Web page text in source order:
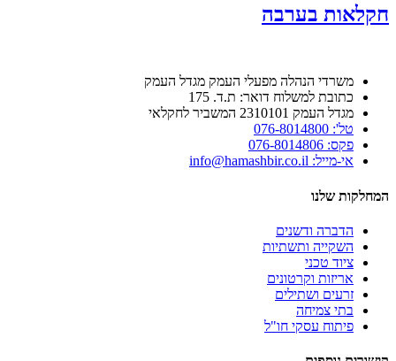
חקלאות בערבה
משרדי הנהלה מפעלי העמק מגדל העמק
כתובת למשלוח דואר: ת.ד. 175
מגדל העמק 2310101 המשביר לחקלאי
טל': 076-8014800
פקס: 076-8014806
אי-מייל: info@hamashbir.co.il
המחלקות שלנו
הדברה ודשנים
השקייה ותשתיות
ציוד טכני
אריזות וקרטונים
זרעים ושתילים
בתי צמיחה
פיתוח עסקי חו"ל